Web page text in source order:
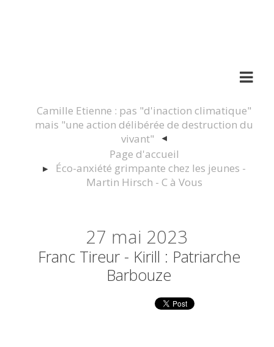
Camille Etienne : pas "d'inaction climatique"
mais "une action délibérée de destruction du
vivant"
Page d'accueil
Éco-anxiété grimpante chez les jeunes -
Martin Hirsch - C à Vous
27 mai 2023
Franc Tireur - Kirill : Patriarche
Barbouze